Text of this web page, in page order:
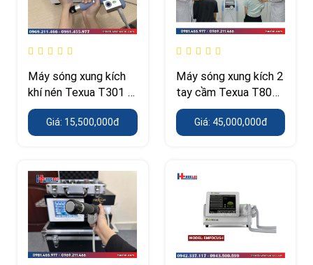
Máy sóng xung kích
khí nén Texua T301 –
350 W, áp suất 0,5–8
Giá: 15,500,000đ
Máy sóng xung kích 2
tay cầm Texua T806
– công suất 500 W,
điều trị đồng thời 2
người bệnh
Giá: 45,000,000đ